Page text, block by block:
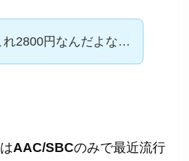
れ2800円なんだよな…
AAC/SBCのみで最近流行